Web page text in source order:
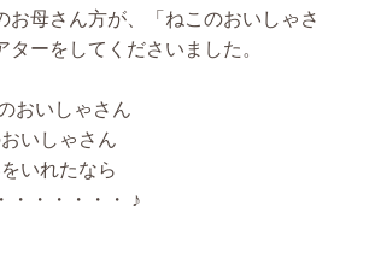
お母さん方が、「ねこのおいしゃさ
ターをしてくださいました。
おいしゃさん
いしゃさん
いれたなら
・・・・・・ ♪